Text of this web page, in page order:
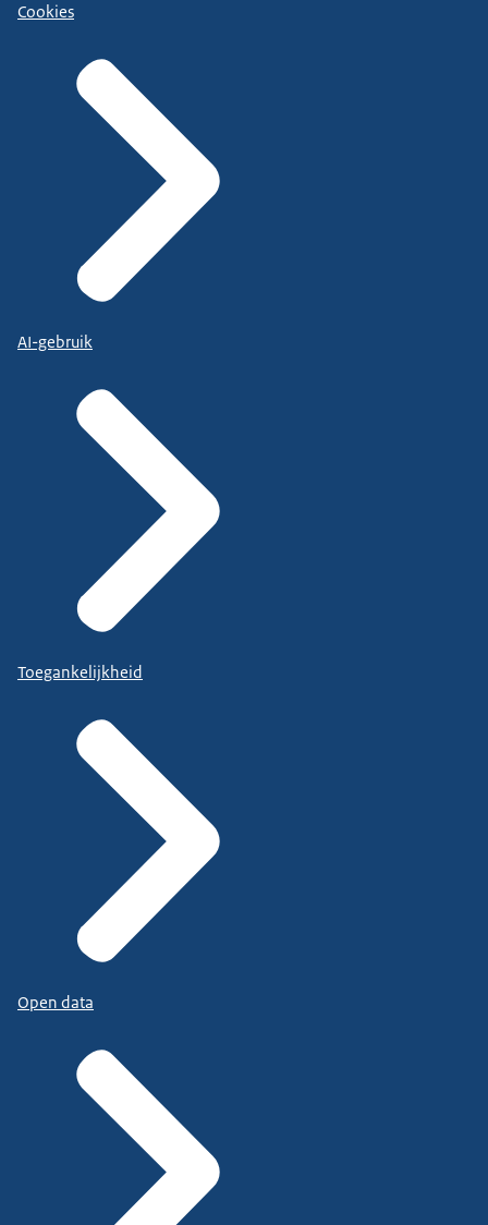
Cookies
AI-gebruik
Toegankelijkheid
Open data